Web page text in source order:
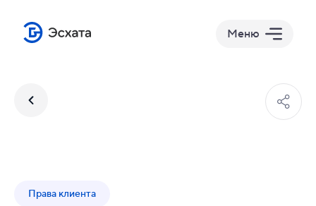
Меню
Права клиента